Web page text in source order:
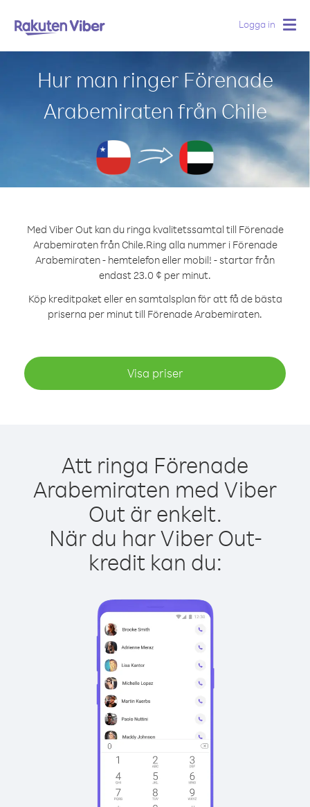
Logga in
Hur man ringer Förenade
Arabemiraten från Chile
Med Viber Out kan du ringa kvalitetssamtal till Förenade
Arabemiraten från Chile.Ring alla nummer i Förenade
Arabemiraten - hemtelefon eller mobil! - startar från
endast 23.0 ¢ per minut.
Köp kreditpaket eller en samtalsplan för att få de bästa
priserna per minut till Förenade Arabemiraten.
Visa priser
Att ringa Förenade
Arabemiraten med Viber
Out är enkelt.
När du har Viber Out-
kredit kan du: